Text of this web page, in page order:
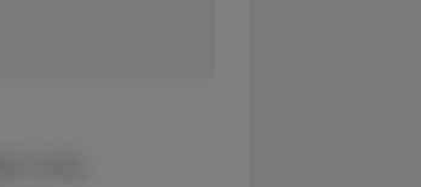
了优化。